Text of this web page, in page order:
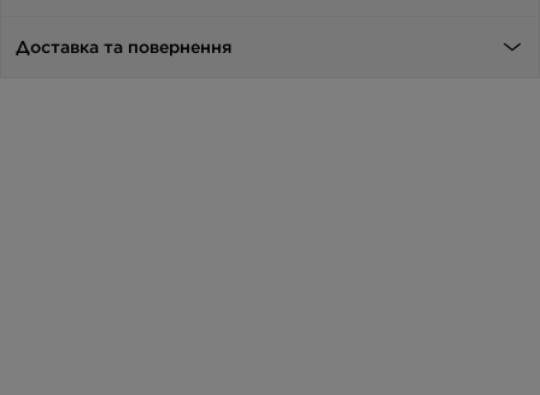
Доставка та повернення